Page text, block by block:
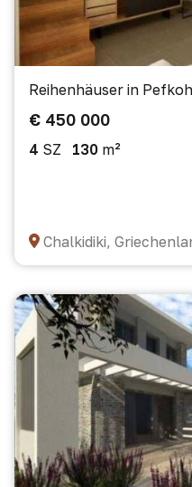
Reihenhäuser in
€ 450 000
4 SZ 130 m²
Chalkidiki,